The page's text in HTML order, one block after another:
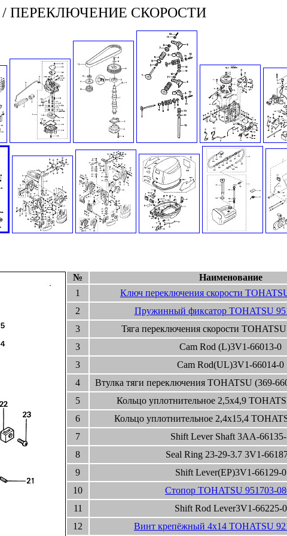
/ ПЕРЕКЛЮЧЕНИЕ СКОРОСТИ
№
Наименование
1
Ключ переключения скорости
2
Пружинный фиксатор TOHATSU
3
Тяга переключения скорости
3
Cam Rod (L)3V1-66013-0
3
Cam Rod(UL)3V1-66014-0
4
Втулка тяги переключения TOHATSU (369-
5
Кольцо уплотнительное 2,5x4,9
6
Кольцо уплотнительное 2,4x15,4
7
Shift Lever Shaft 3AA-
8
Seal Ring 23-29-3.7 3V1-
9
Shift Lever(EP)3V1-66129-0
10
Стопор TOHATSU 951703-
11
Shift Rod Lever3V1-66225-0
12
Винт крепёжный 4x14 TOHATSU